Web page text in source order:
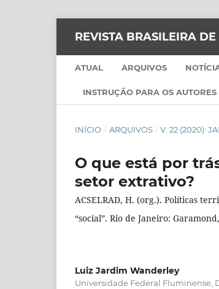
REVISTA BRASILEIRA
ATUAL ARQUIVOS
INSTRUÇÃO PARA OS AUTORES
INÍCIO / ARQUIVOS / V. 22 (2020):
O que está por
setor extrativo?
ACSELRAD, H. (org.). Políticas
“social”. Rio de Janeiro:
Luiz Jardim Wanderley
Universidade Federal Fluminense,